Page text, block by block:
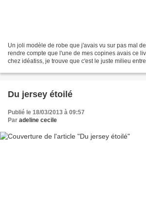
Un joli modèle de robe que j'avais vu sur pas mal
rendre compte que l'une de mes copines avais ce
chez idéatiss, je trouve que c'est le juste milieu
Du jersey étoilé
Publié le 18/03/2013 à 09:57
Par adeline cecile